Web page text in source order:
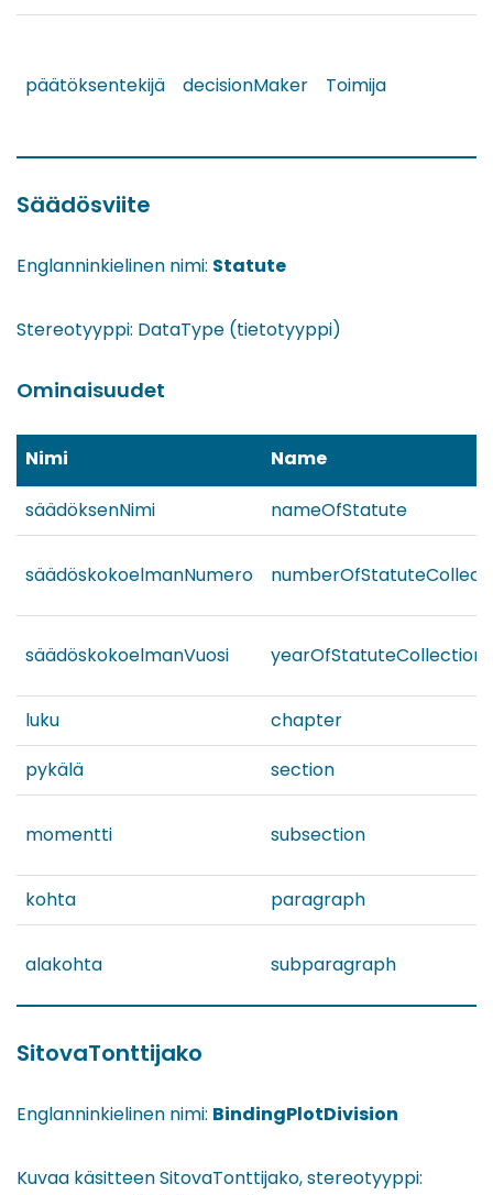
päätöksentekijä decisionMaker Toimija
Säädösviite
Englanninkielinen nimi: Statute
Stereotyyppi: DataType (tietotyyppi)
Ominaisuudet
Nimi Name
säädöksenNimi nameOfStatute
säädöskokoelmanNumero
säädöskokoelmanVuosi yearOfStatuteCollection
luku
chapter
pykälä
section
momentti subsection
kohta paragraph
alakohta subparagraph
SitovaTonttijako
Englanninkielinen nimi: BindingPlotDivision
Kuvaa käsitteen SitovaTonttijako, stereotyyppi: